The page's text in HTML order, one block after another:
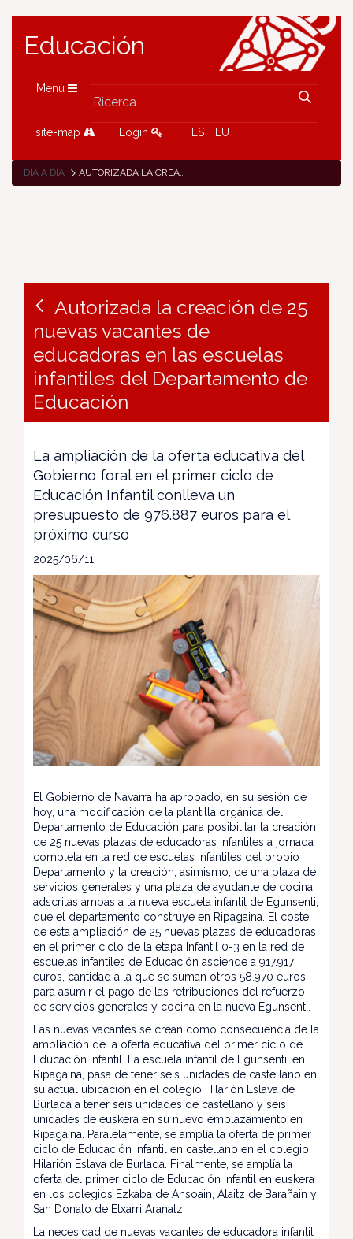
Educación
Menù
site-map Login ES EU
DÍA A DÍA AUTORIZADA LA CREACIÓN DE 25 NUEVAS VACANTES DE EDUCADORAS EN LAS ESCUELAS INFANTILES DEL DEPARTAMENTO DE EDUCACIÓN
Autorizada la creación de 25
nuevas vacantes de
educadoras en las escuelas
infantiles del Departamento de
Educación
La ampliación de la oferta educativa del
Gobierno foral en el primer ciclo de
Educación Infantil conlleva un
presupuesto de 976.887 euros para el
próximo curso
2025/06/11
El Gobierno de Navarra ha aprobado, en su sesión de
hoy, una modificación de la plantilla orgánica del
Departamento de Educación para posibilitar la creación
de 25 nuevas plazas de educadoras infantiles a jornada
completa en la red de escuelas infantiles del propio
Departamento y la creación, asimismo, de una plaza de
servicios generales y una plaza de ayudante de cocina
adscritas ambas a la nueva escuela infantil de Egunsenti,
que el departamento construye en Ripagaina. El coste
de esta ampliación de 25 nuevas plazas de educadoras
en el primer ciclo de la etapa Infantil 0-3 en la red de
escuelas infantiles de Educación asciende a 917.917
euros, cantidad a la que se suman otros 58.970 euros
para asumir el pago de las retribuciones del refuerzo
de servicios generales y cocina en la nueva Egunsenti.
Las nuevas vacantes se crean como consecuencia de la
ampliación de la oferta educativa del primer ciclo de
Educación Infantil. La escuela infantil de Egunsenti, en
Ripagaina, pasa de tener seis unidades de castellano en
su actual ubicación en el colegio Hilarión Eslava de
Burlada a tener seis unidades de castellano y seis
unidades de euskera en su nuevo emplazamiento en
Ripagaina. Paralelamente, se amplía la oferta de primer
ciclo de Educación Infantil en castellano en el colegio
Hilarión Eslava de Burlada. Finalmente, se amplía la
oferta del primer ciclo de Educación infantil en euskera
en los colegios Ezkaba de Ansoain, Alaitz de Barañain y
San Donato de Etxarri Aranatz.
La necesidad de nuevas vacantes de educadora infantil